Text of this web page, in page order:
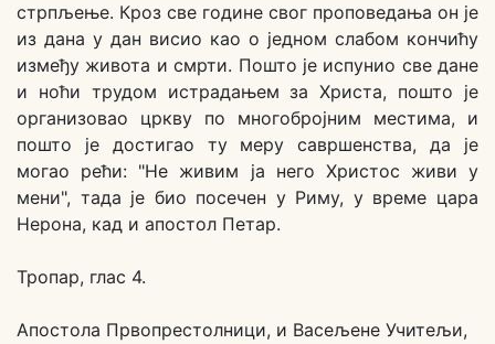
стрпљење. Кроз све године свог проповедања он је
из дана у дан висио као о једном слабом кончићу
између живота и смрти. Пошто је испунио све дане
и ноћи трудом истрадањем за Христа, пошто је
организовао цркву по многобројним местима, и
пошто је достигао ту меру савршенства, да је
могао рећи: "Не живим ја него Христос живи у
мени", тада је био посечен у Риму, у време цара
Нерона, кад и апостол Петар.
Тропар, глас 4.
Апостола Првопрестолници, и Васељене Учитељи,